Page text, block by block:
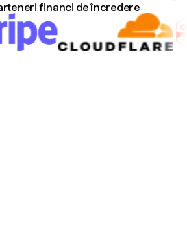
financi de încredere